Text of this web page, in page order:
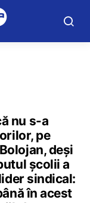
nu s-a
pe
deși
școlii a
sindical:
în acest